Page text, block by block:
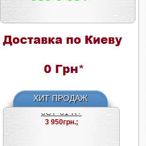
ХИТ ПРОДАЖ
(Бош 0092S50040)
6СТ-61 R+